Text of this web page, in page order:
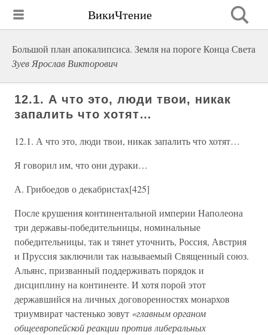
ВикиЧтение
Большой план апокалипсиса. Земля на пороге Конца Света
Зуев Ярослав Викторович
12.1. А что это, люди твои, никак
запалить что хотят…
12.1. А что это, люди твои, никак запалить что хотят…
Я говорил им, что они дураки…
А. Грибоедов о декабристах[425]
После крушения континентальной империи Наполеона
три державы-победительницы, номинальные
победительницы, так и тянет уточнить, Россия, Австрия
и Пруссия заключили так называемый Священный союз.
Альянс, призванный поддерживать порядок и
дисциплину на континенте. И хотя порой этот
державшийся на личных договоренностях монархов
триумвират частенько зовут «главным органом
общеевропейской реакции против либеральных